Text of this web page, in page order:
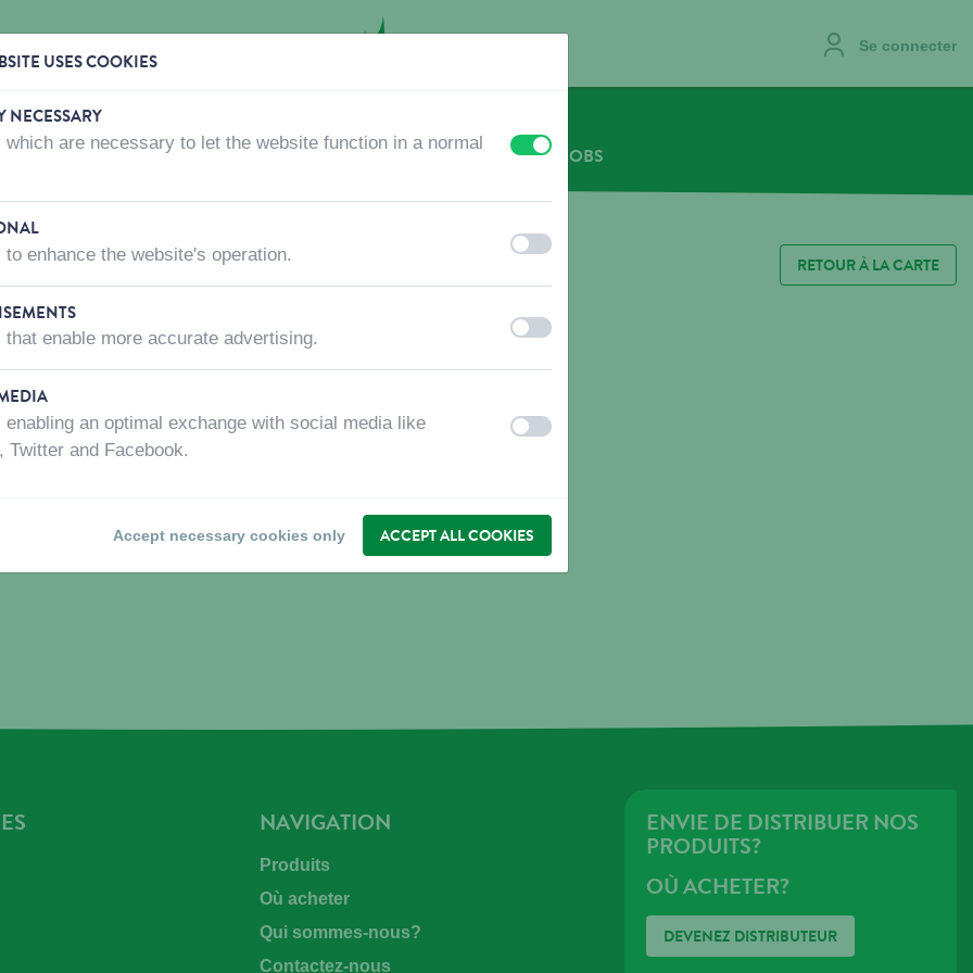
Se connecter
OÙ ACHETER QUI SOMMES-NOUS? CONTACTEZ-NOUS JOBS
pour nos produits!
votre visite pour vous assurer que
pas le cas, n'hésitez pas à leur
RETOUR À LA CARTE
NAVIGATION
Produits
Où acheter
Qui sommes-nous?
Contactez-nous
ENVIE DE DISTRIBUER NOS
PRODUITS?
OÙ ACHETER?
DEVENEZ DISTRIBUTEUR
USES COOKIES
NECESSARY
which are necessary to let the website function in a normal
offon
to enhance the website's operation. off on
that enable more accurate advertising. offon
enabling an optimal exchange with social media like
Twitter and Facebook.
off on
Accept necessary cookies only ACCEPT ALL COOKIES